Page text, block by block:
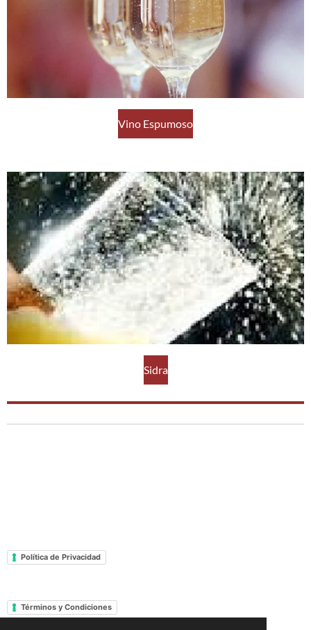
Vino Espumoso
Sidra
Política de Privacidad
Términos y Condiciones